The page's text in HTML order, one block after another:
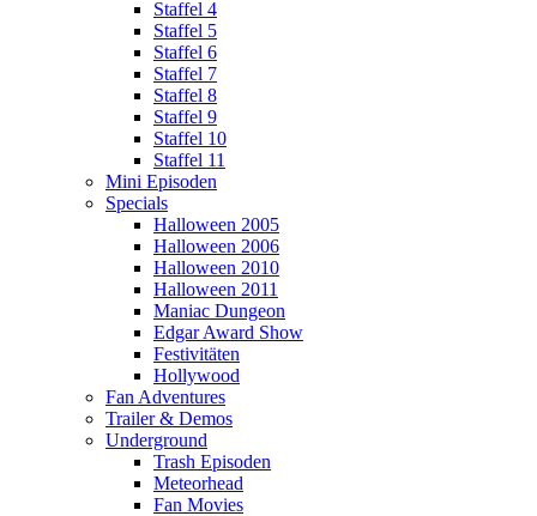
Staffel 4
Staffel 5
Staffel 6
Staffel 7
Staffel 8
Staffel 9
Staffel 10
Staffel 11
Mini Episoden
Specials
Halloween 2005
Halloween 2006
Halloween 2010
Halloween 2011
Maniac Dungeon
Edgar Award Show
Festivitäten
Hollywood
Fan Adventures
Trailer & Demos
Underground
Trash Episoden
Meteorhead
Fan Movies